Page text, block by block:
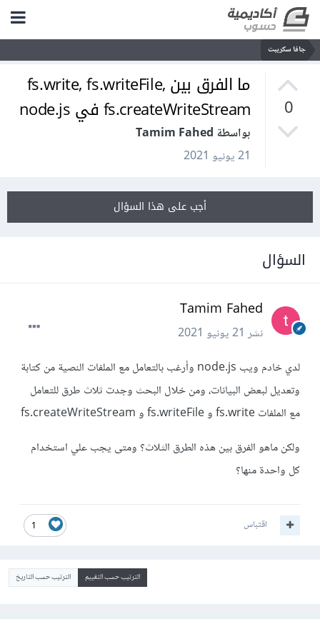
جافا سكريبت
0
ما الفرق بين fs.write, fs.writeFile,
fs.createWriteStream في node.js
بواسطة Tamim Fahed
21 يونيو 2021
أجب على هذا السؤال
السؤال
Tamim Fahed
نشر21 يونيو 2021
لدي خادم ويب node.js وأرغب بالتعامل مع الملفات النصية من كتابة
وتعديل لبعض البيانات، ومن خلال البحث وجدت ثلاث طرق للتعامل
مع الملفات fs.write و fs.writeFile و fs.createWriteStream
ولكن ماهو الفرق بين هذه الطرق الثلاث؟ ومتى يجب علي استخدام
كل واحدة منها؟
1 اقتباس
الترتيب حسب التقييم الترتيب حسب التاريخ